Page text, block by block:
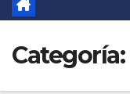
Categoría: